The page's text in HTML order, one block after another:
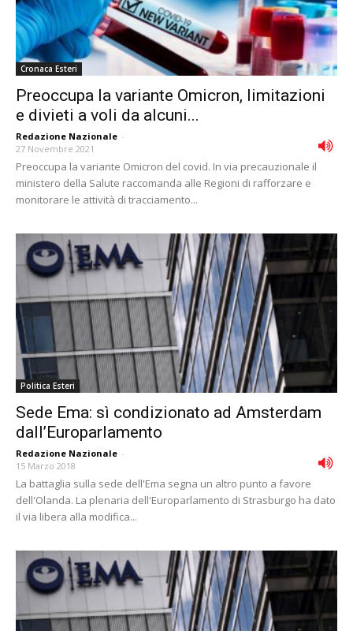
Cronaca Esteri
Preoccupa la variante Omicron, limitazioni
e divieti a voli da alcuni...
Redazione Nazionale -
27 Novembre 2021
Preoccupa la variante Omicron del covid. In via precauzionale il
ministero della Salute raccomanda alle Regioni di rafforzare e
monitorare le attività di tracciamento...
Politica Esteri
Sede Ema: sì condizionato ad Amsterdam
dall’Europarlamento
Redazione Nazionale -
15 Marzo 2018
La battaglia sulla sede dell'Ema segna un altro punto a favore
dell'Olanda. La plenaria dell'Europarlamento di Strasburgo ha dato
il via libera alla modifica...